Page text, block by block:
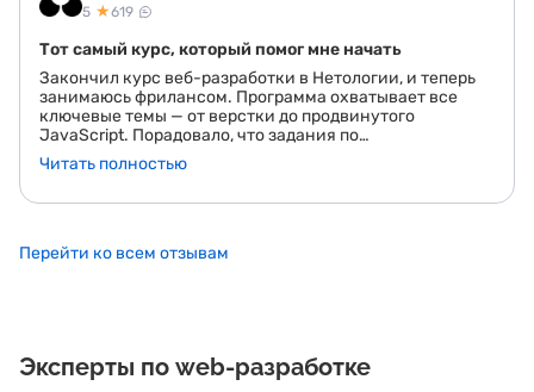
5 ★619
Тот самый курс, который помог мне начать
Закончил курс веб-разработки в Нетологии, и теперь
занимаюсь фрилансом. Программа охватывает все
ключевые темы — от верстки до продвинутого
JavaScript. Порадовало, что задания по
программированию сразу направлены на создание
реальных проектов, которые можно добавить в
Читать полностью
Перейти ко всем отзывам
Эксперты по web-разработке